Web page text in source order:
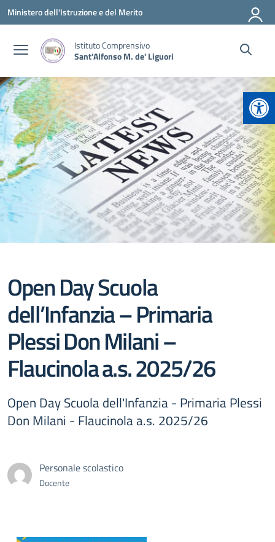
Vai ai contenuti
Vai al menu di navigazione
Vai al footer
Ministero dell'Istruzione e del Merito
Istituto Comprensivo
Sant'Alfonso M. de' Liguori
Open Day Scuola
dell’Infanzia – Primaria
Plessi Don Milani –
Flaucinola a.s. 2025/26
Open Day Scuola dell'Infanzia - Primaria Plessi
Don Milani - Flaucinola a.s. 2025/26
Personale scolastico
Docente